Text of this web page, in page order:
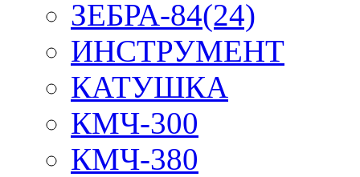
ЗЕБРА-84(24)
ИНСТРУМЕНТ
КАТУШКА
КМЧ-300
КМЧ-380